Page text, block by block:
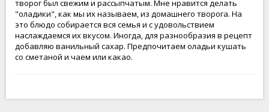
творог был свежим и рассыпчатым. Мне нравится делать
"оладики", как мы их называем, из домашнего творога. На
это блюдо собирается вся семья и с удовольствием
наслаждаемся их вкусом. Иногда, для разнообразия в рецепт
добавляю ванильный сахар. Предпочитаем оладьи кушать
со сметаной и чаем или какао.